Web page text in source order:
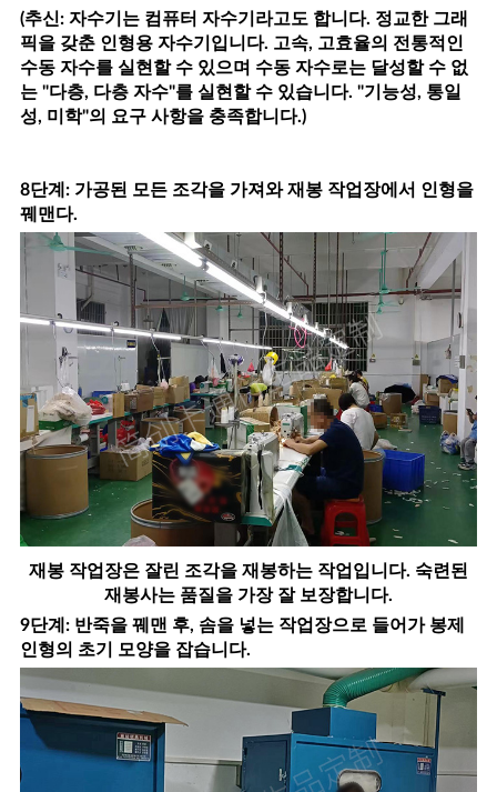
(추신: 자수기는 컴퓨터 자수기라고도 합니다. 정교한 그래
픽을 갖춘 인형용 자수기입니다. 고속, 고효율의 전통적인
수동 자수를 실현할 수 있으며 수동 자수로는 달성할 수 없
는 "다층, 다층 자수"를 실현할 수 있습니다. "기능성, 통일
성, 미학"의 요구 사항을 충족합니다.)
8단계: 가공된 모든 조각을 가져와 재봉 작업장에서 인형을
꿰맨다.
재봉 작업장은 잘린 조각을 재봉하는 작업입니다. 숙련된
재봉사는 품질을 가장 잘 보장합니다.
9단계: 반죽을 꿰맨 후, 솜을 넣는 작업장으로 들어가 봉제
인형의 초기 모양을 잡습니다.